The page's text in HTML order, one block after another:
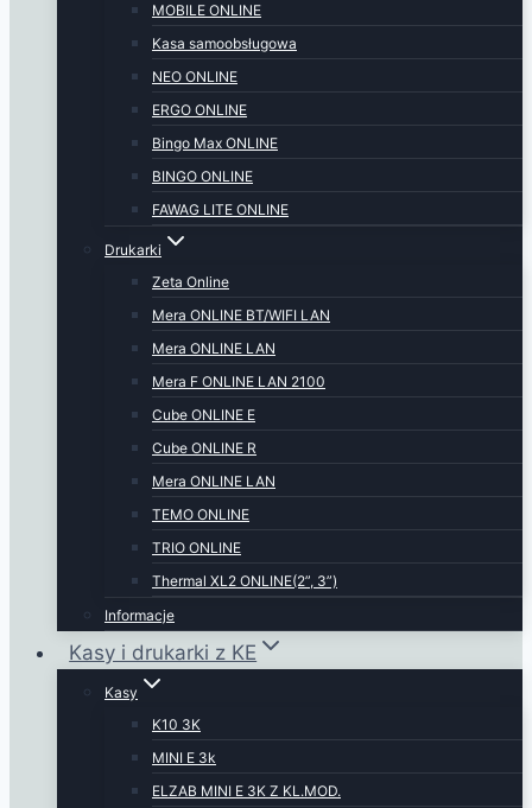
MOBILE ONLINE
Kasa samoobsługowa
NEO ONLINE
ERGO ONLINE
Bingo Max ONLINE
BINGO ONLINE
FAWAG LITE ONLINE
Drukarki
Zeta Online
Mera ONLINE BT/WIFI LAN
Mera ONLINE LAN
Mera F ONLINE LAN 2100
Cube ONLINE E
Cube ONLINE R
Mera ONLINE LAN
TEMO ONLINE
TRIO ONLINE
Thermal XL2 ONLINE(2”, 3”)
Informacje
Kasy i drukarki z KE
Kasy
K10 3K
MINI E 3k
ELZAB MINI E 3K Z KL.MOD.